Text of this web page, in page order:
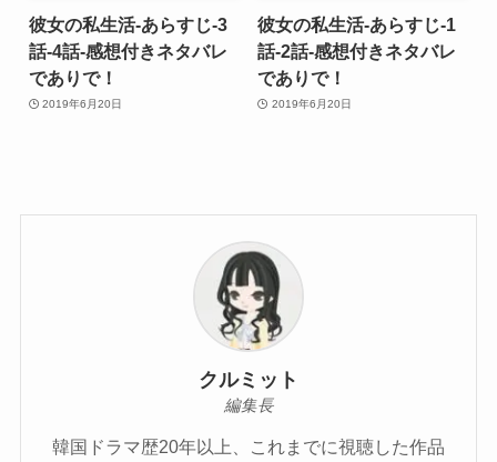
彼女の私生活-あらすじ-3
話-4話-感想付きネタバレ
でありで！
2019年6月20日
彼女の私生活-あらすじ-1
話-2話-感想付きネタバレ
でありで！
2019年6月20日
クルミット
編集長
韓国ドラマ歴20年以上、これまでに視聴した作品